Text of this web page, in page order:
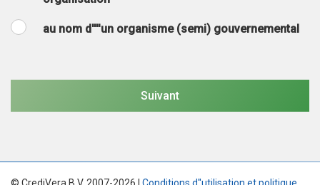
au nom d''''un organisme (semi) gouvernemental